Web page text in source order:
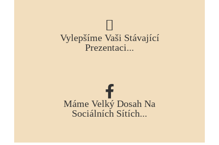
Vylepšíme Vaši Stávající
Prezentaci...
Máme Velký Dosah Na
Sociálních Sítích...